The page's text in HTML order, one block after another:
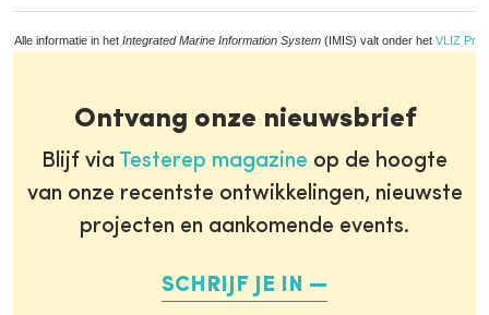
Alle informatie in het Integrated Marine Information System (IMIS) valt onder het VLIZ
Ontvang onze nieuwsbrief
Blijf via Testerep magazine op de hoogte
van onze recentste ontwikkelingen, nieuwste
projecten en aankomende events.
SCHRIJF JE IN